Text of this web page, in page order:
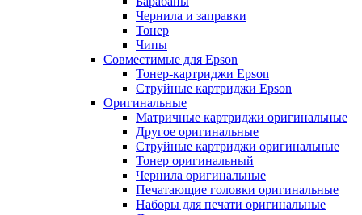
Чернила и заправки
Тонер
Чипы
Совместимые для Epson
Тонер-картриджи Epson
Струйные картриджи Epson
Оригинальные
Матричные картриджи оригинальные
Другое оригинальные
Струйные картриджи оригинальные
Тонер оригинальный
Чернила оригинальные
Печатающие головки оригинальные
Наборы для печати оригинальные